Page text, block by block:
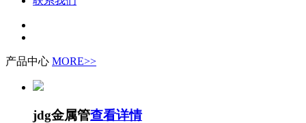
产品中心 MORE>>
jdg金属管查看详情